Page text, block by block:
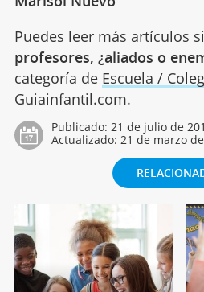
Puedes leer más artículos
profesores, ¿aliados o
categoría de Escuela /
Guiainfantil.com.
Publicado: 21 de julio de
Actualizado: 21 de marzo